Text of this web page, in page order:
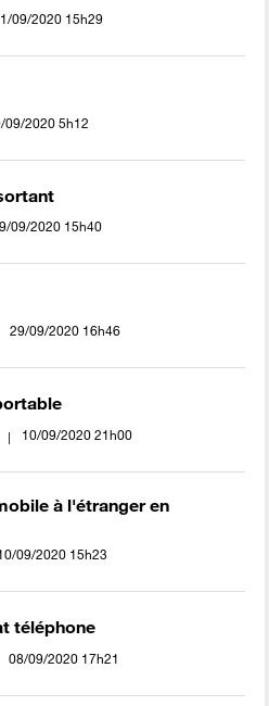
09/2020 15h29
09/2020 5h12
09/2020 15h40
‎29/09/2020 16h46
‎10/09/2020 21h00
à l'étranger en
09/2020 15h23
téléphone
‎08/09/2020 17h21